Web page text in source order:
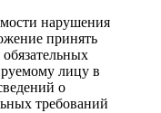
нарушения
принять
лицу в
о
требований